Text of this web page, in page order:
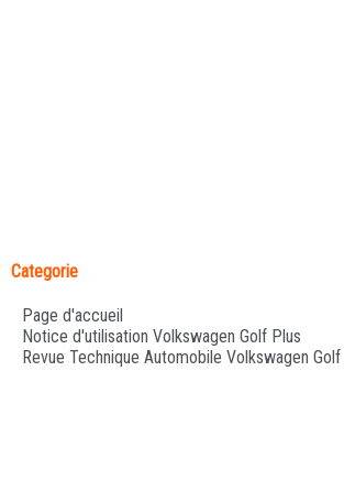
Categorie
Page d'accueil
Notice d'utilisation Volkswagen Golf Plus
Revue Technique Automobile Volkswagen Golf